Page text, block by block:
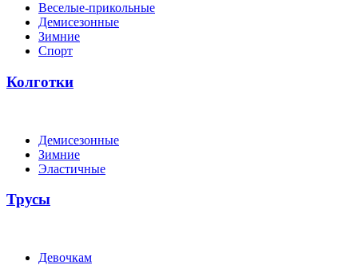
Веселые-прикольные
Демисезонные
Зимние
Спорт
Колготки
Демисезонные
Зимние
Эластичные
Трусы
Девочкам